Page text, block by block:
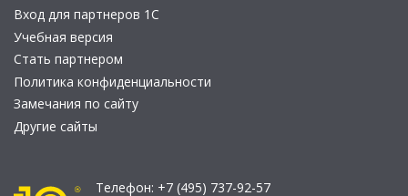
Вход для партнеров 1С
Учебная версия
Стать партнером
Политика конфиденциальности
Замечания по сайту
Другие сайты
Телефон: +7 (495) 737-92-57